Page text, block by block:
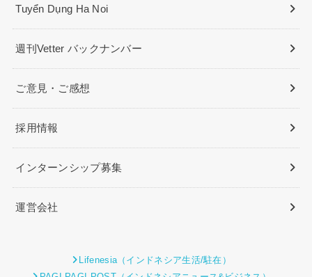
Tuyển Dụng Ha Noi
週刊Vetter バックナンバー
ご意見・ご感想
採用情報
インターンシップ募集
運営会社
Lifenesia（インドネシア生活/駐在）